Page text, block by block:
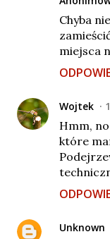
Chyba
miejsca
Wojtek
Hmm,
które
Unknown